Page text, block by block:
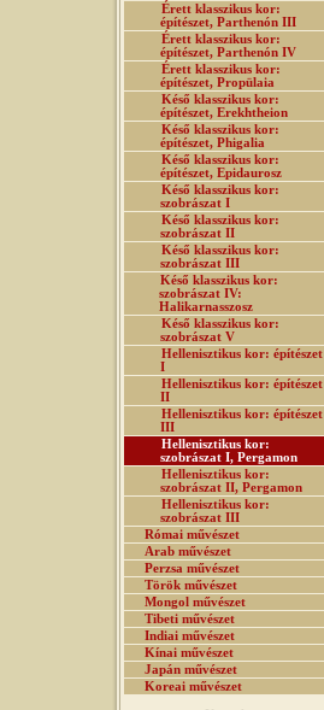
Érett klasszikus kor:
építészet, Parthenón III
Érett klasszikus kor:
építészet, Parthenón IV
Érett klasszikus kor:
építészet, Propülaia
Késő klasszikus kor:
építészet, Erekhtheion
Késő klasszikus kor:
építészet, Phigalia
Késő klasszikus kor:
építészet, Epidaurosz
Késő klasszikus kor:
szobrászat I
Késő klasszikus kor:
szobrászat II
Késő klasszikus kor:
szobrászat III
Késő klasszikus kor:
szobrászat IV:
Halikarnasszosz
Késő klasszikus kor:
szobrászat V
Hellenisztikus kor: építészet
I
Hellenisztikus kor: építészet
II
Hellenisztikus kor: építészet
III
Hellenisztikus kor:
szobrászat I, Pergamon
Hellenisztikus kor:
szobrászat II, Pergamon
Hellenisztikus kor:
szobrászat III
Római művészet
Arab művészet
Perzsa művészet
Török művészet
Mongol művészet
Tibeti művészet
Indiai művészet
Kínai művészet
Japán művészet
Koreai művészet